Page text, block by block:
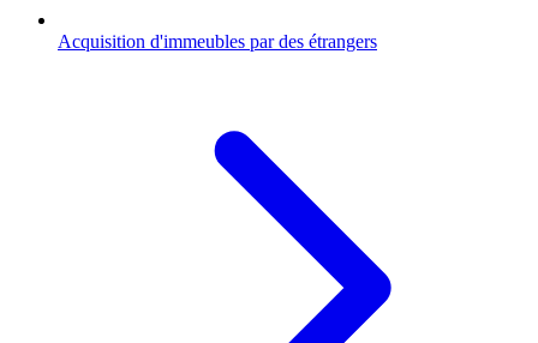
Acquisition d'immeubles par des étrangers